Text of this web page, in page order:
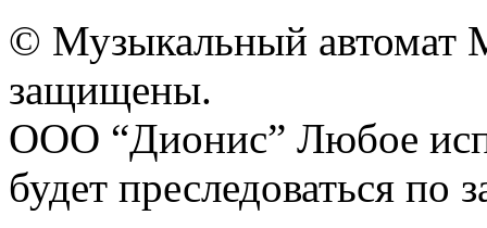
© Музыкальный автомат
защищены.
ООО “Дионис” Любое
будет преследоваться по